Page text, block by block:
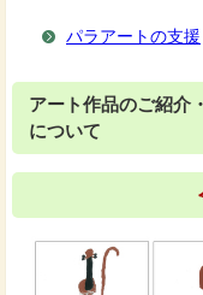
パラアートの支援
アート作品のご紹介
について